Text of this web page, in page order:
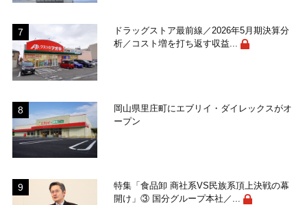
ドラッグストア最前線／2026年5月期決算分
析／コスト増を打ち返す収益...
岡山県里庄町にエブリイ・ダイレックスがオ
ープン
特集「食品卸 商社系VS民族系頂上決戦の幕
開け」③ 国分グループ本社／...